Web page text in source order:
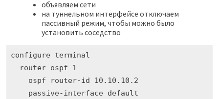
объявляем сети
на туннельном интерфейсе отключаем
пассивный режим, чтобы можно было
установить соседство
configure terminal
  router ospf 1
    ospf router-id 10.10.10.2
    passive-interface default